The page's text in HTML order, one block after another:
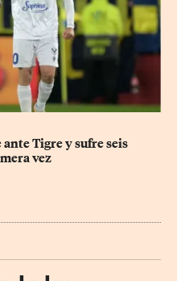
Tigre y sufre seis
vez